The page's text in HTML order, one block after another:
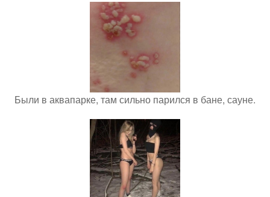
Были в аквапарке, там сильно парился в бане, сауне.